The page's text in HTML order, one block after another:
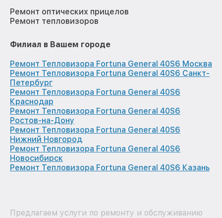
Ремонт оптических прицелов
Ремонт тепловизоров
Филиал в Вашем городе
Ремонт Тепловизора Fortuna General 40S6 Москва
Ремонт Тепловизора Fortuna General 40S6 Санкт-
Петербург
Ремонт Тепловизора Fortuna General 40S6
Краснодар
Ремонт Тепловизора Fortuna General 40S6
Ростов-на-Дону
Ремонт Тепловизора Fortuna General 40S6
Нижний Новгород
Ремонт Тепловизора Fortuna General 40S6
Новосибирск
Ремонт Тепловизора Fortuna General 40S6 Казань
Предлагаем услуги по ремонту и обслуживанию